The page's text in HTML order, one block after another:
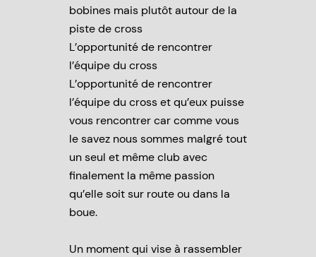
bobines mais plutôt autour de la
piste de cross
L’opportunité de rencontrer
l’équipe du cross
L’opportunité de rencontrer
l’équipe du cross et qu’eux puisse
vous rencontrer car comme vous
le savez nous sommes malgré tout
un seul et même club avec
finalement la même passion
qu’elle soit sur route ou dans la
boue.
Un moment qui vise à rassembler